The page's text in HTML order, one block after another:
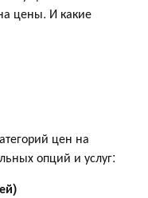
цены. И какие
цен на
опций и услуг: